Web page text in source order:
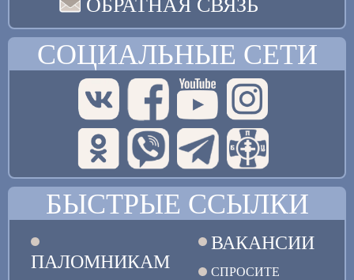
ОБРАТНАЯ СВЯЗЬ
СОЦИАЛЬНЫЕ СЕТИ
БЫСТРЫЕ ССЫЛКИ
ПАЛОМНИКАМ
ВАКАНСИИ
СПРОСИТЕ